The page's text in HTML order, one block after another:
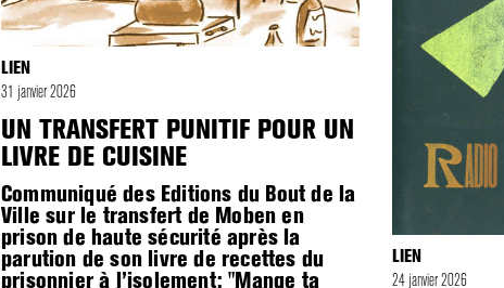
LIEN
31 janvier 2026
UN TRANSFERT PUNITIF POUR UN
LIVRE DE CUISINE
Communiqué des Editions du Bout de la
Ville sur le transfert de Moben en
prison de haute sécurité après la
parution de son livre de recettes du
prisonnier à l’isolement: "Mange ta
LIEN
24 janvier 2026